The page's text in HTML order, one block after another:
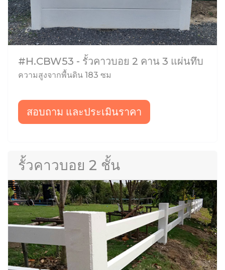
#H.CBW53 - รั้วคาวบอย 2 คาน 3 แผ่นทึบ
ความสูงจากพื้นดิน 183 ซม
สอบถาม และประเมินราคา
รั้วคาวบอย 2 ชั้น